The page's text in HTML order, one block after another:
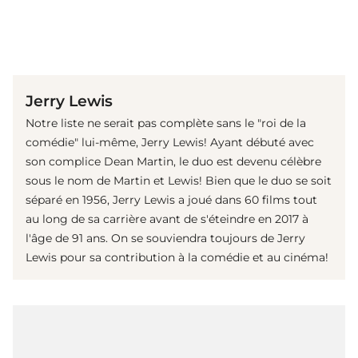
Jerry Lewis
Notre liste ne serait pas complète sans le "roi de la
comédie" lui-même, Jerry Lewis! Ayant débuté avec
son complice Dean Martin, le duo est devenu célèbre
sous le nom de Martin et Lewis! Bien que le duo se soit
séparé en 1956, Jerry Lewis a joué dans 60 films tout
au long de sa carrière avant de s'éteindre en 2017 à
l'âge de 91 ans. On se souviendra toujours de Jerry
Lewis pour sa contribution à la comédie et au cinéma!